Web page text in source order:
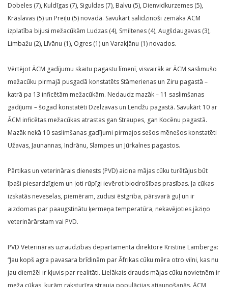
Dobeles (7), Kuldīgas (7), Siguldas (7), Balvu (5), Dienvidkurzemes (5),
Krāslavas (5) un Preiļu (5) novadā. Savukārt salīdzinoši zemāka ĀCM
izplatība bijusi mežacūkām Ludzas (4), Smiltenes (4), Augšdaugavas (3),
Limbažu (2), Līvānu (1), Ogres (1) un Varakļānu (1) novados.
Vērtējot ĀCM gadījumu skaitu pagastu līmenī, visvairāk ar ĀCM saslimušo
mežacūku pirmajā pusgadā konstatēts Stāmerienas un Ziru pagastā –
katrā pa 13 inficētām mežacūkām. Nedaudz mazāk – 11 saslimšanas
gadījumi – šogad konstatēti Dzelzavas un Lendžu pagastā. Savukārt 10 ar
ĀCM inficētas mežacūkas atrastas gan Straupes, gan Kocēnu pagastā.
Mazāk nekā 10 saslimšanas gadījumi pirmajos sešos mēnešos konstatēti
Užavas, Jaunannas, Indrānu, Slampes un Jūrkalnes pagastos.
Pārtikas un veterinārais dienests (PVD) aicina mājas cūku turētājus būt
īpaši piesardzīgiem un ļoti rūpīgi ievērot biodrošības prasības. Ja cūkas
izskatās neveselas, piemēram, zudusi ēstgriba, pārsvarā guļ un ir
aizdomas par paaugstinātu ķermeņa temperatūra, nekavējoties jāziņo
veterinārārstam vai PVD.
PVD Veterināras uzraudzības departamenta direktore Kristīne Lamberga:
“Jau kopš agra pavasara brīdinām par Āfrikas cūku mēra otro vilni, kas nu
jau diemžēl ir kļuvis par realitāti. Lielākais drauds mājas cūku novietnēm ir
meža cūkas, kurām raksturīga strauja populācijas atjaunošanās. ĀCM